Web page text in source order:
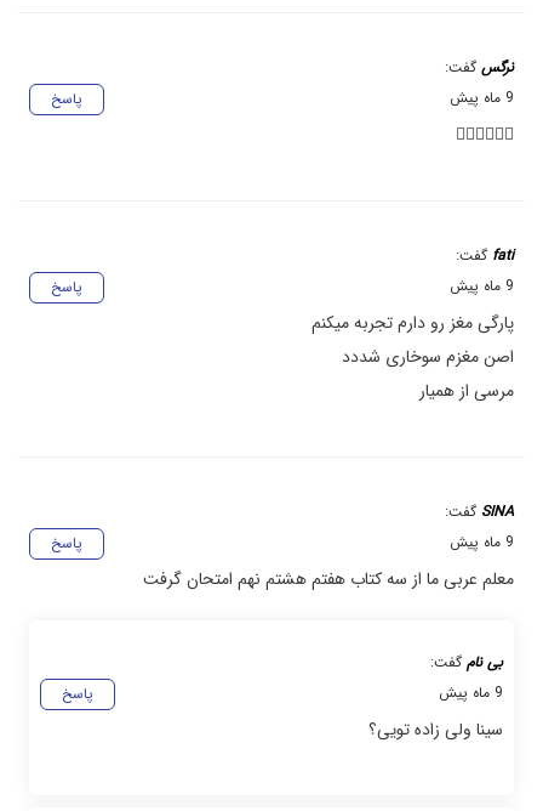
نرگس گفت:
پاسخ
9 ماه پیش
👍🏻👍🏻👍🏻
fati گفت:
پاسخ
9 ماه پیش
پارگی مغز رو دارم تجربه میکنم
اصن مغزم سوخاری شددد
مرسی از همیار
SINA گفت:
پاسخ
9 ماه پیش
معلم عربی ما از سه کتاب هفتم هشتم نهم امتحان گرفت
بی نام گفت:
پاسخ
9 ماه پیش
سینا ولی زاده تویی؟